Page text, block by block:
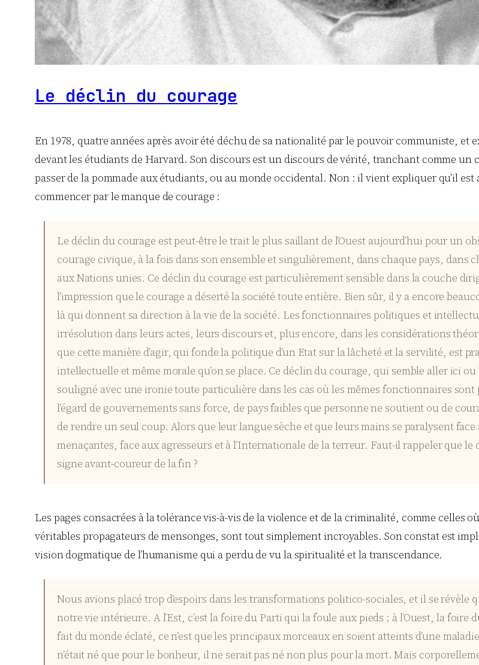
Le déclin du courage
En 1978, quatre années après avoir été déchu de sa nationalité par le pouvoir communiste, et
devant les étudiants de Harvard. Son discours est un discours de vérité, tranchant comme un
passer de la pommade aux étudiants, ou au monde occidental. Non : il vient expliquer qu’il est
commencer par le manque de courage :
Le déclin du courage est peut-être le trait le plus saillant de l’Ouest aujourd’hui pour un
courage civique, à la fois dans son ensemble et singulièrement, dans chaque pays, dans
aux Nations unies. Ce déclin du courage est particulièrement sensible dans la couche
l’impression que le courage a déserté la société toute entière. Bien sûr, il y a encore
là qui donnent sa direction à la vie de la société. Les fonctionnaires politiques et
irrésolution dans leurs actes, leurs discours et, plus encore, dans les considérations
que cette manière d’agir, qui fonde la politique d’un Etat sur la lâcheté et la servilité, est
intellectuelle et même morale qu’on se place. Ce déclin du courage, qui semble aller ici
souligné avec une ironie toute particulière dans les cas où les mêmes fonctionnaires sont
l’égard de gouvernements sans force, de pays faibles que personne ne soutient ou de
de rendre un seul coup. Alors que leur langue sèche et que leurs mains se paralysent
menaçantes, face aux agresseurs et à l’Internationale de la terreur. Faut-il rappeler que
signe avant-coureur de la fin ?
Les pages consacrées à la tolérance vis-à-vis de la violence et de la criminalité, comme celles
véritables propagateurs de mensonges, sont tout simplement incroyables. Son constat est
vision dogmatique de l’humanisme qui a perdu de vu la spiritualité et la transcendance.
Nous avions placé trop d’espoirs dans les transformations politico-sociales, et il se révèle
notre vie intérieure. A l’Est, c’est la foire du Parti qui la foule aux pieds ; à l’Ouest, la foire
fait du monde éclaté, ce n’est que les principaux morceaux en soient atteints d’une
n’était né que pour le bonheur, il ne serait pas né non plus pour la mort. Mais